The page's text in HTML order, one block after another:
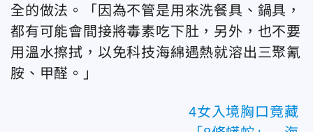
全的做法。「因為不管是用來洗餐具、鍋具，
都有可能會間接將毒素吃下肚，另外，也不要
用溫水擦拭，以免科技海綿遇熱就溶出三聚氰
胺、甲醛。」
4女入境胸口竟藏